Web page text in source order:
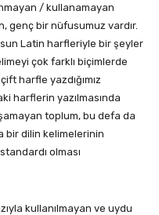
/ kullanamayan
genç bir nüfusumuz vardır.
Latin harfleriyle bir şeyler
çok farklı biçimlerde
harfle yazdığımız
harflerin yazılmasında
toplum, bu defa da
bir dilin kelimelerinin
olması
kullanılmayan ve uydu